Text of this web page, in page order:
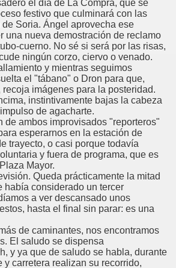
el día de La Compra, que se
festivo que culminará con las
Soria. Ángel aprovecha ese
una nueva demostración de reclamo
cuerno. No sé si será por las risas,
ningún corzo, ciervo o venado.
y mientras seguimos
el "tábano" o Dron para que,
imágenes para la posteridad.
instintivamente bajas la cabeza
de agacharte.
de ambos improvisados "reporteros"
esperarnos en la estación de
trayecto, o casi porque todavía
y fuera de programa, que es
Mayor.
Queda prácticamente la mitad
había considerado un tercer
a ver descansado unos
hasta el final sin parar: es una
de caminantes, nos encontramos
El saludo se dispensa
y ya que de saludo se habla, durante
y carretera realizan su recorrido,